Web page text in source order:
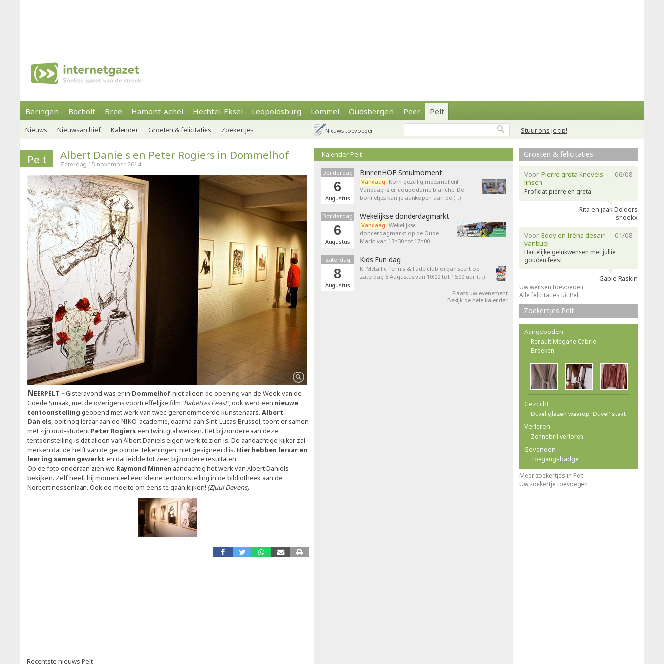
Beringen Bocholt Bree Hamont-Achel Hechtel-Eksel Leopoldsburg Lommel Oudsbergen Peer Pelt
Stuur ons je tip!
Nieuws Nieuwsarchief Kalender Groeten & felicitaties Zoekertjes Nieuws toevoegen
Pelt Albert Daniels en Peter Rogiers in Dommelhof
Zaterdag 15 november 2014
Neerpelt Gisteravond was er in Dommelhofniet alleen de opening van de Week van de
Goede Smaak, met de overigens voortreffelijke film 'Babettes Feast', ook werd een nieuwe
tentoonstelling geopend met werk van twee gerenommeerde kunstenaars. Albert
Daniels, ooit nog leraar aan de NIKO-academie, daarna aan Sint-Lucas Brussel, toont er samen
met zijn oud-student Peter Rogierseen twintigtal werken. Het bijzondere aan deze
tentoonstelling is dat alleen van Albert Daniels eigen werk te zien is. De aandachtige kijker zal
merken dat de helft van de getoonde 'tekeningen' niet gesigneerd is. Hier hebben leraar en
leerling samen gewerkt en dat leidde tot zeer bijzondere resultaten.
Op de foto onderaan zien we Raymond Minnen aandachtig het werk van Albert Daniels
bekijken. Zelf heeft hij momenteel een kleine tentoonstelling in de bibliotheek aan de
Norbertinessenlaan. Ook de moeite om eens te gaan kijken! (Zjuul Devens)
Recentste nieuws Pelt
Kalender Pelt
Donderdag
6
Augustus
BinnenHOF Smulmoment
Vandaag Kom gezellig meesmullen!
Vandaag is er coupe dame blanche. De
bonnetjes kan je aankopen aan de (…)
Donderdag
6
Augustus
Wekelijkse donderdagmarkt
Vandaag Wekelijkse
donderdagmarkt op de Oude
Markt van 13h30 tot 17h00.
Zaterdag
8
Augustus
Kids Fun dag
K. Metallic Tennis & Padelclub organiseert op
zaterdag 8 Augustus van 10:00 tot 16:00 uur (…)
Plaats uw evenement
Bekijk de hele kalender
Groeten & felicitaties
06/08
Voor: Pierre greta Knevels
linsen
Proficiat pierre en greta
Rita en jaak Dolders
snoekx
01/08
Voor: Eddy en Irène desair-
vanbuel
Hartelijke gelukwensen met jullie
gouden feest
Gabie Raskin
Uw wensen toevoegen
Alle felicitaties uit Pelt
Zoekertjes Pelt
Aangeboden
Renault Mégane Cabrio
Broeken
Gezocht
Duvel glazen waarop 'Duvel' staat
Verloren
Zonnebril verloren
Gevonden
Toegangsbadge
Meer zoekertjes in Pelt
Uw zoekertje toevoegen